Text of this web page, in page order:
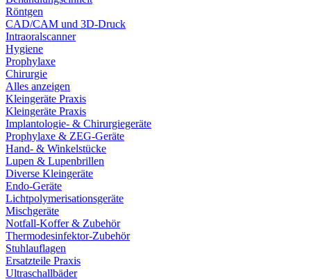
Röntgen
CAD/CAM und 3D-Druck
Intraoralscanner
Hygiene
Prophylaxe
Chirurgie
Alles anzeigen
Kleingeräte Praxis
Kleingeräte Praxis
Implantologie- & Chirurgiegeräte
Prophylaxe & ZEG-Geräte
Hand- & Winkelstücke
Lupen & Lupenbrillen
Diverse Kleingeräte
Endo-Geräte
Lichtpolymerisationsgeräte
Mischgeräte
Notfall-Koffer & Zubehör
Thermodesinfektor-Zubehör
Stuhlauflagen
Ersatzteile Praxis
Ultraschallbäder